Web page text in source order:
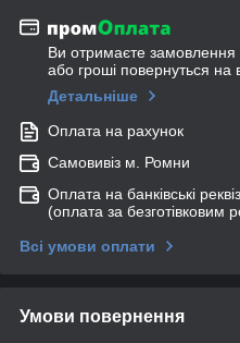
Ви отримаєте замовлення
або гроші повернуться на
Детальніше
Оплата на рахунок
Самовивіз м. Ромни
Оплата на банківські
(оплата за безготівковим
Всі умови оплати
Умови повернення